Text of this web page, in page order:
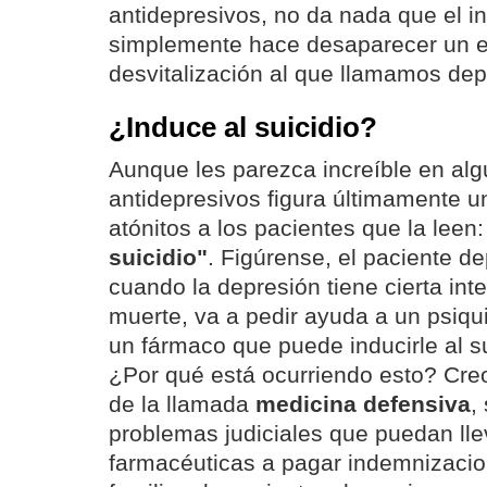
antidepresivos, no da nada que el
simplemente hace desaparecer un
desvitalización al que llamamos
¿Induce al suicidio?
Aunque les parezca increíble en
antidepresivos figura últimamente
atónitos a los pacientes que la
suicidio". Figúrense, el paciente
cuando la depresión tiene cierta
muerte, va a pedir ayuda a un
un fármaco que puede inducirle al
¿Por qué está ocurriendo esto?
de la llamada medicina defensiva,
problemas judiciales que puedan
farmacéuticas a pagar